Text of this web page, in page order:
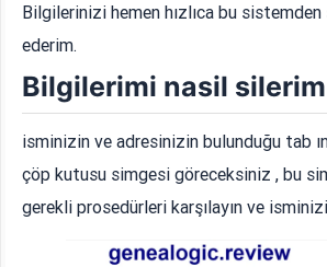
Bilgilerinizi hemen hızlıca bu
ederim.
Bilgilerimi nasil
isminizin ve adresinizin bulunduğu tab
çöp kutusu simgesi göreceksiniz , bu
gerekli prosedürleri karşılayın ve